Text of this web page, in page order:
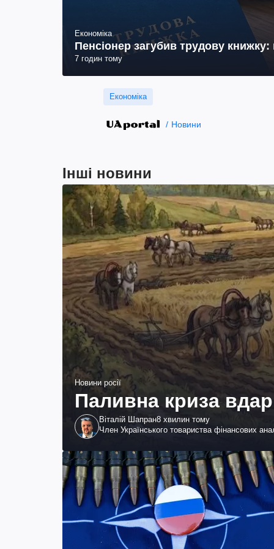
Економіка
Пенсіонер загубив трудову
7 годин тому
Економіка
Новини
Інші новини
Новини росії
Паливна криза
Віталій Шапран8 хвилин тому
Член Українського товариства фінансових